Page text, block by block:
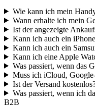
Wie kann ich mein
Wann erhalte ich mein
Ist der angezeigte
Kann ich auch ein
Kann ich auch ein
Kann ich eine Apple
Was passiert, wenn das
Muss ich iCloud,
Ist der Versand
Was passiert, wenn ich
B2B